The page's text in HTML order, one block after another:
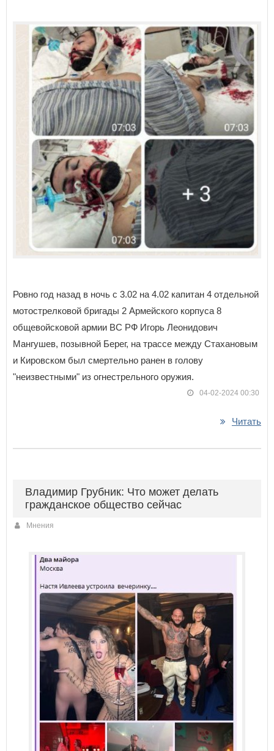
Ровно год назад в ночь с 3.02 на 4.02 капитан 4 отдельной
мотострелковой бригады 2 Армейского корпуса 8
общевойсковой армии ВС РФ Игорь Леонидович
Мангушев, позывной Берег, на трассе между Стахановым
и Кировском был смертельно ранен в голову
"неизвестными" из огнестрельного оружия.
04-02-2024 00:30
Читать
Владимир Грубник: Что может делать
гражданское общество сейчас
Мнения